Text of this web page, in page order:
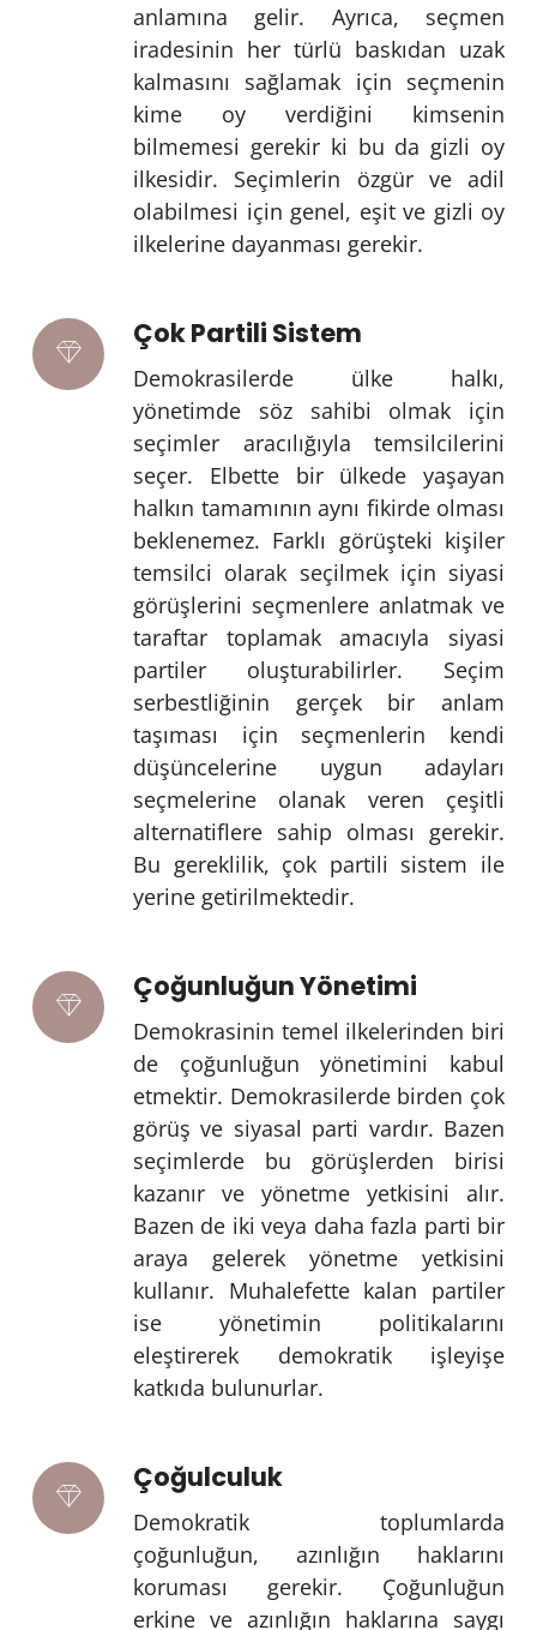
anlamına gelir. Ayrıca, seçmen
iradesinin her türlü baskıdan uzak
kalmasını sağlamak için seçmenin
kime oy verdiğini kimsenin
bilmemesi gerekir ki bu da gizli oy
ilkesidir. Seçimlerin özgür ve adil
olabilmesi için genel, eşit ve gizli oy
ilkelerine dayanması gerekir.
Çok Partili Sistem
Demokrasilerde ülke halkı,
yönetimde söz sahibi olmak için
seçimler aracılığıyla temsilcilerini
seçer. Elbette bir ülkede yaşayan
halkın tamamının aynı fikirde olması
beklenemez. Farklı görüşteki kişiler
temsilci olarak seçilmek için siyasi
görüşlerini seçmenlere anlatmak ve
taraftar toplamak amacıyla siyasi
partiler oluşturabilirler. Seçim
serbestliğinin gerçek bir anlam
taşıması için seçmenlerin kendi
düşüncelerine uygun adayları
seçmelerine olanak veren çeşitli
alternatiflere sahip olması gerekir.
Bu gereklilik, çok partili sistem ile
yerine getirilmektedir.
Çoğunluğun Yönetimi
Demokrasinin temel ilkelerinden biri
de çoğunluğun yönetimini kabul
etmektir. Demokrasilerde birden çok
görüş ve siyasal parti vardır. Bazen
seçimlerde bu görüşlerden birisi
kazanır ve yönetme yetkisini alır.
Bazen de iki veya daha fazla parti bir
araya gelerek yönetme yetkisini
kullanır. Muhalefette kalan partiler
ise yönetimin politikalarını
eleştirerek demokratik işleyişe
katkıda bulunurlar.
Çoğulculuk
Demokratik toplumlarda
çoğunluğun, azınlığın haklarını
koruması gerekir. Çoğunluğun
erkine ve azınlığın haklarına saygı